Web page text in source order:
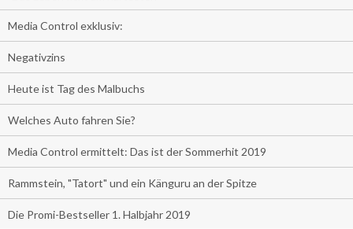
Media Control exklusiv:
Negativzins
Heute ist Tag des Malbuchs
Welches Auto fahren Sie?
Media Control ermittelt: Das ist der Sommerhit 2019
Rammstein, "Tatort" und ein Känguru an der Spitze
Die Promi-Bestseller 1. Halbjahr 2019